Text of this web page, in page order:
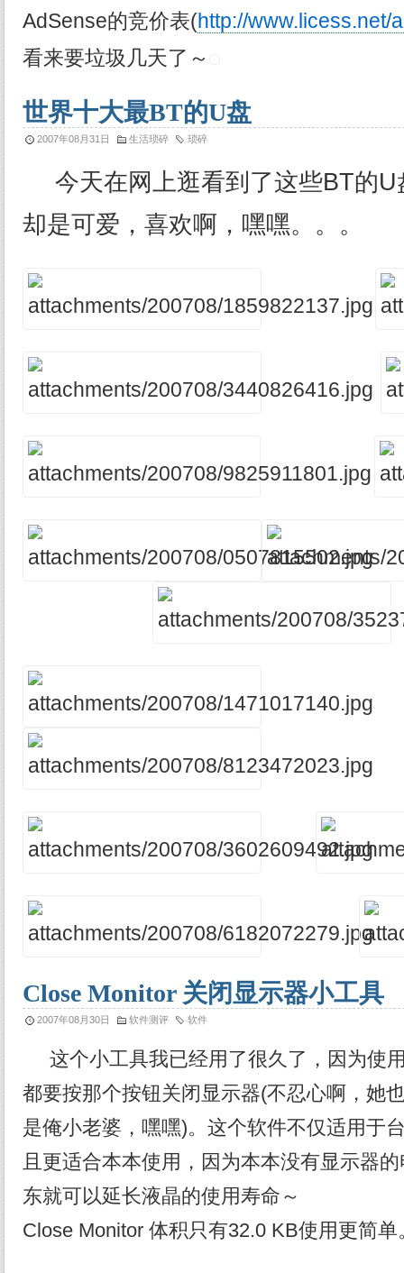
AdSense的竞价表(http://www.licess.net/
看来要垃圾几天了～
世界十大最BT的U盘
2007年08月31日 生活琐碎 琐碎
今天在网上逛看到了这些BT的
却是可爱，喜欢啊，嘿嘿。。。
Close Monitor 关闭显示器小工具
2007年08月30日 软件测评 软件
这个小工具我已经用了很久了，因为使
都要按那个按钮关闭显示器(不忍心啊，她
是俺小老婆，嘿嘿)。这个软件不仅适用于
且更适合本本使用，因为本本没有显示器
东就可以延长液晶的使用寿命～
Close Monitor 体积只有32.0 KB使用更简单